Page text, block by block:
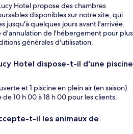
Hotel propose des chambres
disponibles sur notre site, qui
jusqu'à quelques jours avant l'arrivée.
d'annulation de l'hébergement pour plus
générales d'utilisation.
Hotel dispose-t-il d'une piscine
et 1 piscine en plein air (en saison).
de 10 h 00 à 18 h 00 pour les clients.
t-il les animaux de